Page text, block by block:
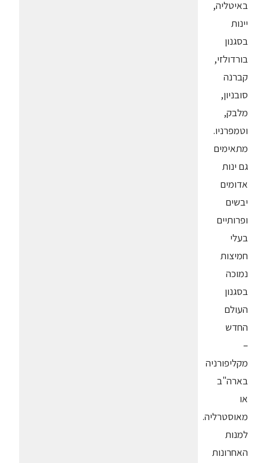
באיטליה,
יינות
בסגנון
בורדולזי,
קברנה
סובניון,
מלבק,
וטמפרניו.
מתאימים
גם ינות
אדומים
יבשים
ופרותיים
בעלי
חמיצות
נמוכה
בסגנון
העולם
החדש
–
מקליפורניה
בארה"ב
או
מאוסטרליה.
למנות
האחרונות